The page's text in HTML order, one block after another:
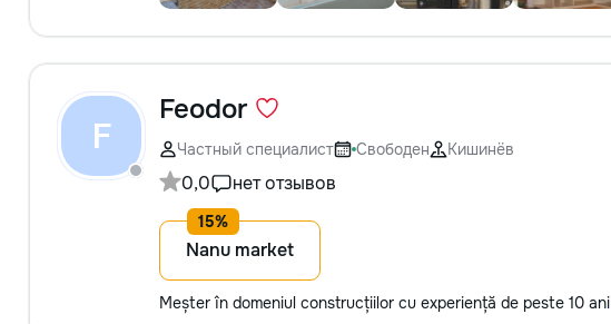
F
Feodor
Частный специалист Свободен Кишинёв
0,0 нет отзывов
Nanu market
Meșter în domeniul construcțiilor cu experiență de peste 10 ani